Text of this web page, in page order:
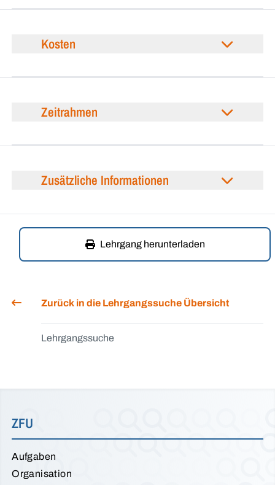
Kosten
Zeitrahmen
Zusätzliche Informationen
Lehrgang herunterladen
Zurück in die Lehrgangssuche Übersicht
Lehrgangssuche
ZFU
Aufgaben
Organisation